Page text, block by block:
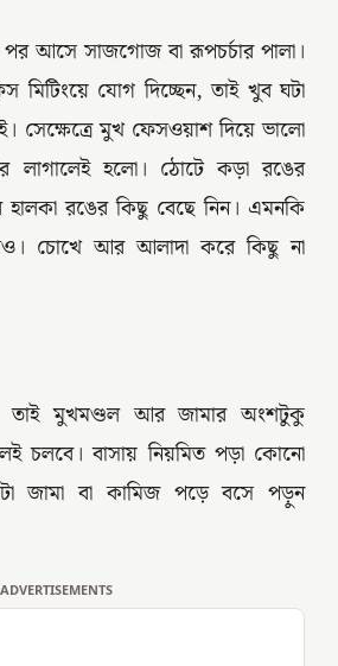
পর আসে সাজগোজ বা রূপচর্চার পালা।
মিটিংয়ে যোগ দিচ্ছেন, তাই খুব ঘটা
সেক্ষেত্রে মুখ ফেসওয়াশ দিয়ে ভালো
লাগালেই হলো। ঠোটে কড়া রঙের
হালকা রঙের কিছু বেছে নিন। এমনকি
চোখে আর আলাদা করে কিছু না
তাই মুখমণ্ডল আর জামার অংশটুকু
চলবে। বাসায় নিয়মিত পড়া কোনো
জামা বা কামিজ পড়ে বসে পড়ুন
ADVERTISEMENTS